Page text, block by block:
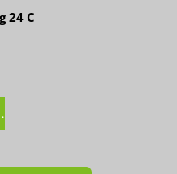
24 C